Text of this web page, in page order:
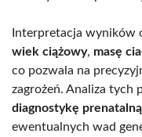
Interpretacja wyników
wiek ciążowy, masę
co pozwala na
zagrożeń. Analiza tych
diagnostykę prenatalną
ewentualnych wad